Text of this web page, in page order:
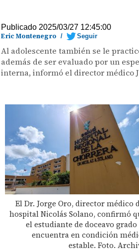
Publicado 2025/03/27 12:45:00
Eric Montenegro / Seguir
Al adolescente también se le
además de ser evaluado por un
interna, informó el director médico
El Dr. Jorge Oro, director médico
hospital Nicolás Solano, confirmó
el estudiante de doceavo grado
encuentra en condición
estable. Foto.